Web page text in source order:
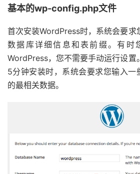
基本的wp-config.php文件
首次安装WordPress时，系统会要求
数据库详细信息和表前缀。有时
WordPress，您不需要手动运行设置
5分钟安装时，系统会要求您输入
的最相关数据。